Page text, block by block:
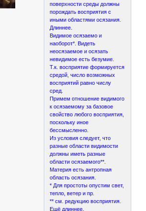
поверхности среды должны
порождать восприятия с
иными областями осязания.
Длиннее.
Видимое осязаемо и
наоборот*. Видеть
неосязаемое и осязать
невидимое есть безумие.
Т.к. восприятие формируется
средой, число возможных
восприятий равно числу
сред.
Примем отношение видимого
к осязаемому за базовое
свойство любого восприятия,
поскольку иное
бессмысленно.
Из условия следует, что
разные области видимости
должны иметь разные
области осязаемого**.
Материя есть антропная
область осязания.
* Для простоты опустим свет,
тепло, ветер и пр.
** см. редукцию восприятия.
Ещё длиннее.